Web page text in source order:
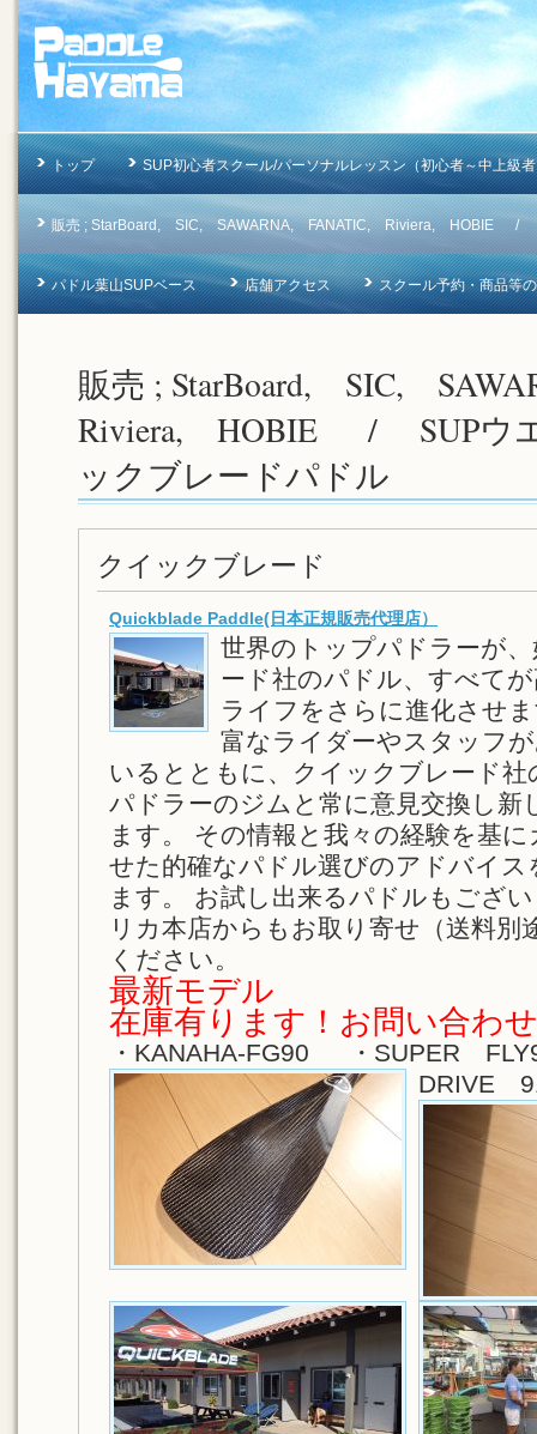
トップ SUP初心者スクール/パーソナルレッスン（初心者～中上級
販売 ; StarBoard, SIC, SAWARNA, FANATIC, Riviera, HOBIE /
パドル葉山SUPベース 店舗アクセス スクール予約・商品
販売 ; StarBoard, SIC,
Riviera, HOBIE / SUPウ
ックブレードパドル
クイックブレード
Quickblade Paddle(日本正規販売代理店）
世界のトップパドラーが
ード社のパドル、すべて
ライフをさらに進化させ
富なライダーやスタッフ
いるとともに、クイックブレード
パドラーのジムと常に意見交換し新
ます。 その情報と我々の経験を基
せた的確なパドル選びのアドバイ
ます。 お試し出来るパドルもござ
リカ本店からもお取り寄せ（送料別
ください。
最新モデル
在庫有ります！お問い合わ
・ KANAHA-FG90
・SUPER
DRIVE